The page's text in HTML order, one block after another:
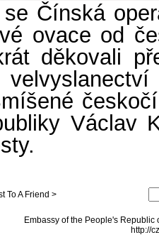
Čínská
ovace od
děkovali
Václav
To A Friend >
Embassy of the People's
http://